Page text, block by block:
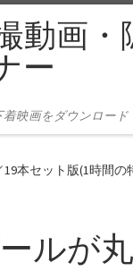
動画・
ー
映画をダウンロード
本セット版(1時間の
ルが